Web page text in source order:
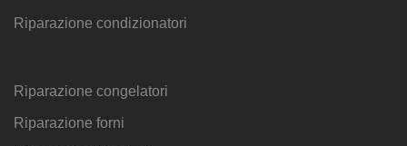
Riparazione condizionatori
Riparazione congelatori
Riparazione forni